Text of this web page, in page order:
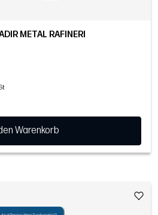
METAL RAFINERI
Warenkorb